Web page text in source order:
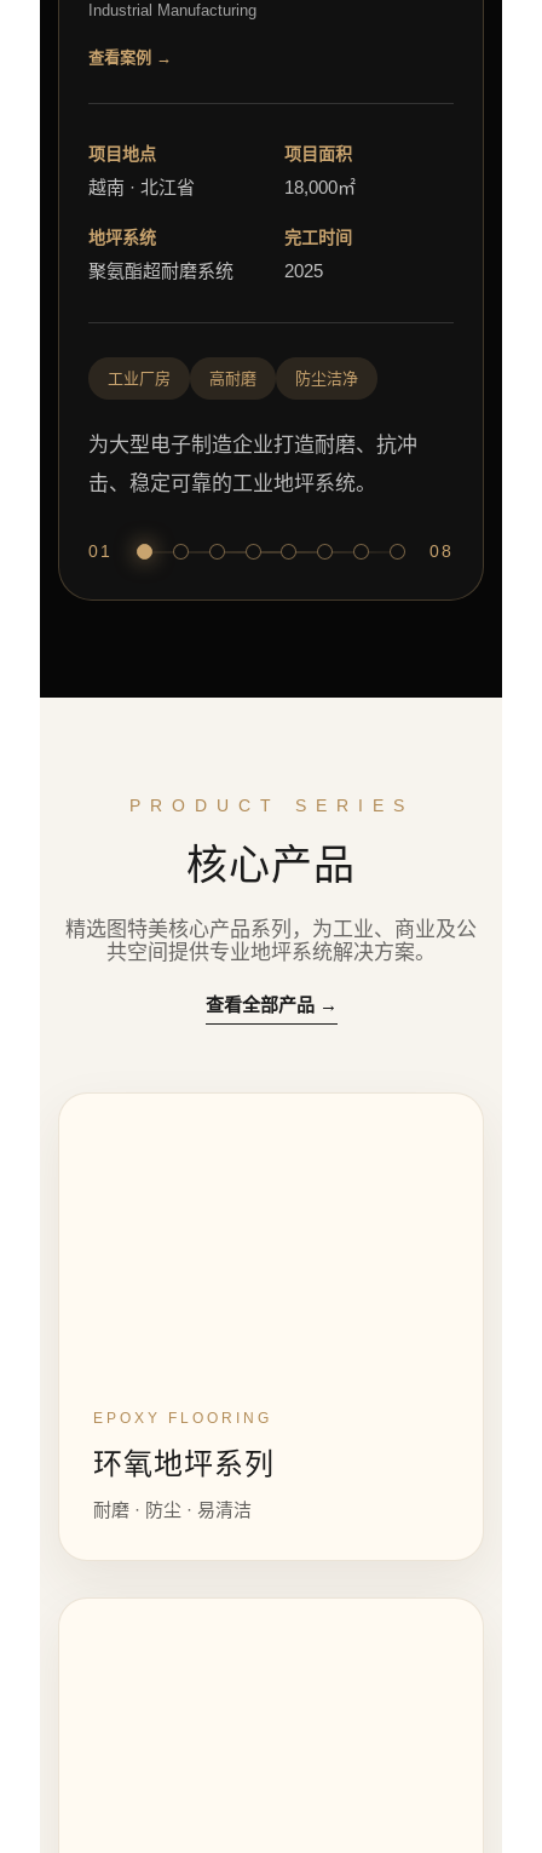
Industrial Manufacturing
查看案例 →
项目地点
越南 · 北江省
项目面积
18,000㎡
地坪系统
聚氨酯超耐磨系统
完工时间
2025
工业厂房 高耐磨 防尘洁净
为大型电子制造企业打造耐磨、抗冲
击、稳定可靠的工业地坪系统。
01 08
PRODUCT SERIES
核心产品
精选图特美核心产品系列，为工业、商业及公
共空间提供专业地坪系统解决方案。
查看全部产品 →
EPOXY FLOORING
环氧地坪系列
耐磨 · 防尘 · 易清洁